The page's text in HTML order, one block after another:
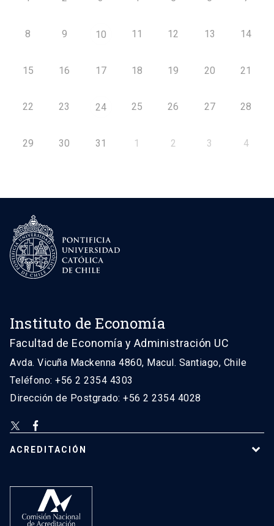
8 9 10 11 12 13 14
15 16 17 18 19 20 21
22 23 24 25 26 27 28
29 30 31 1 2 3 4
Instituto de Economía
Facultad de Economía y Administración UC
Avda. Vicuña Mackenna 4860, Macul. Santiago, Chile
Teléfono: +56 2 2354 4303
Dirección de Postgrado: +56 2 2354 4028
ACREDITACIÓN